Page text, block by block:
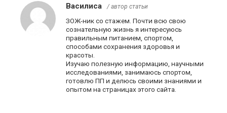
Василиса / автор статьи
ЗОЖ-ник со стажем. Почти всю свою
сознательную жизнь я интересуюсь
правильным питанием, спортом,
способами сохранения здоровья и
красоты.
Изучаю полезную информацию, научными
исследованиями, занимаюсь спортом,
готовлю ПП и делюсь своими знаниями и
опытом на страницах этого сайта.